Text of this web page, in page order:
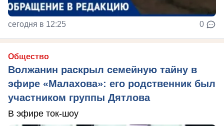
сегодня в 12:25 0
Общество
Волжанин раскрыл семейную тайну в
эфире «Малахова»: его родственник был
участником группы Дятлова
В эфире ток-шоу